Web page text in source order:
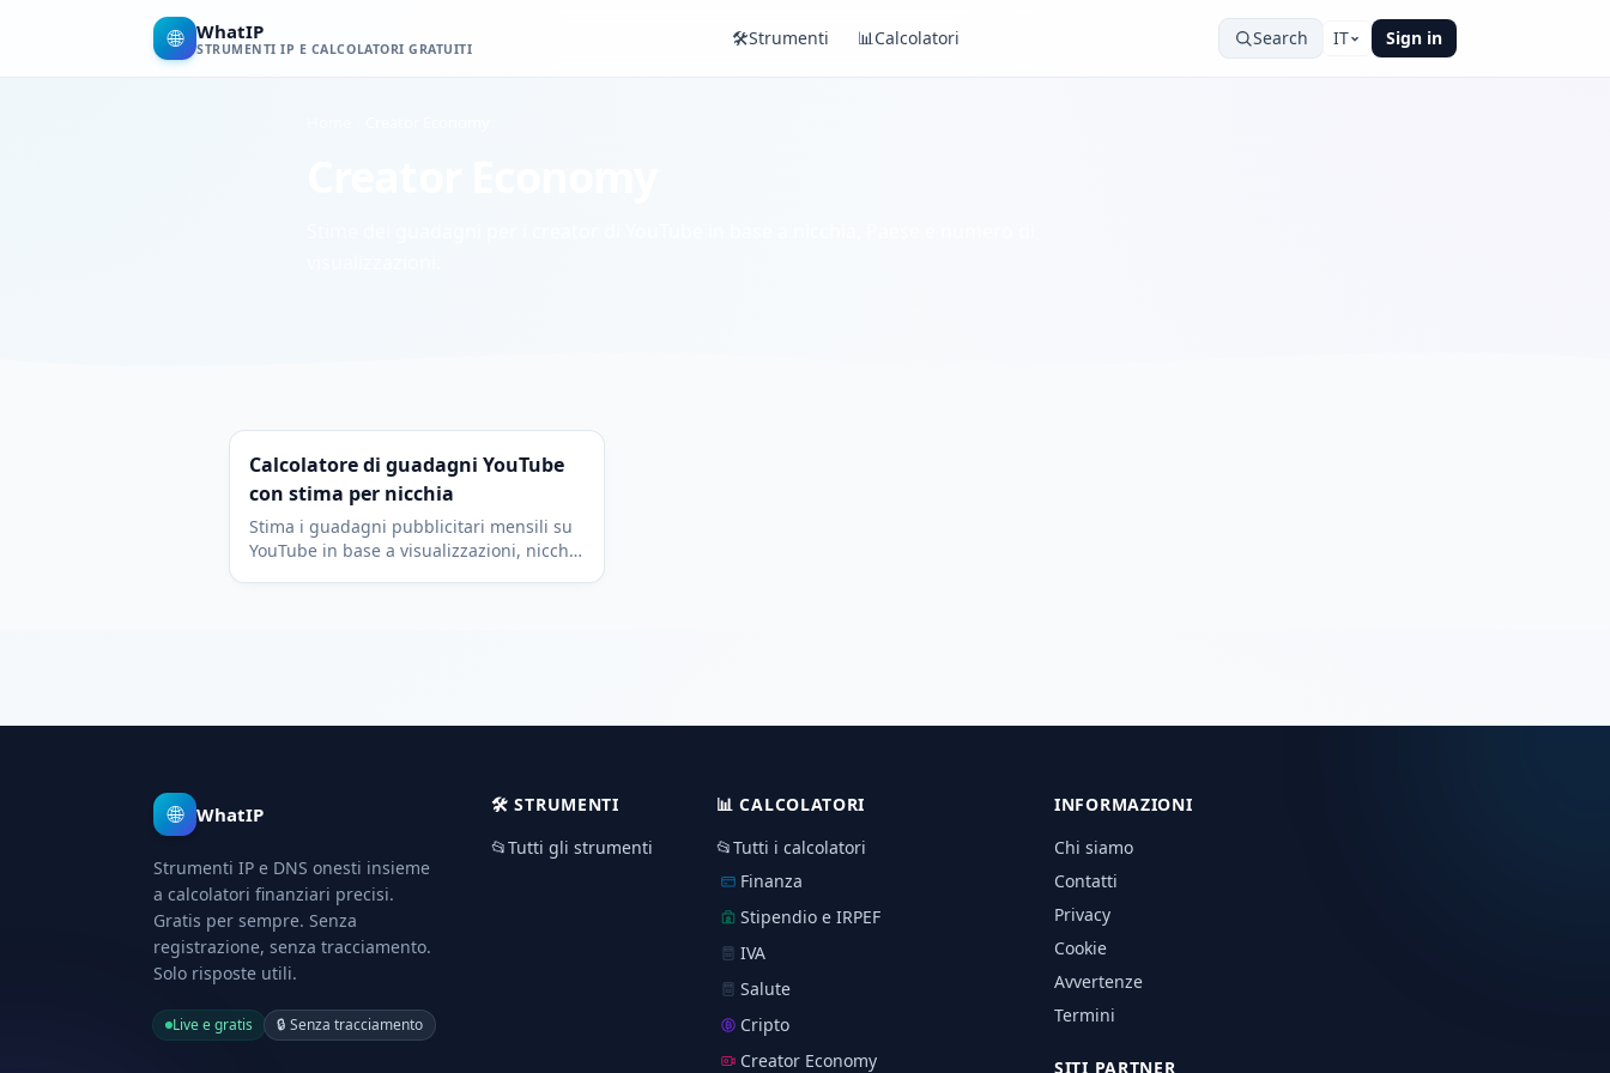
🌐 WhatIP
STRUMENTI IP E CALCOLATORI GRATUITI 🛠️Strumenti 📊Calcolatori Search IT Sign in
Calcolatore di guadagni YouTube
con stima per nicchia
Stima i guadagni pubblicitari mensili su
YouTube in base a visualizzazioni, nicchia
🌐 WhatIP
Strumenti IP e DNS onesti insieme
a calcolatori finanziari precisi.
Gratis per sempre. Senza
registrazione, senza tracciamento.
Solo risposte utili.
Live e gratis 🔒 Senza tracciamento
🛠️STRUMENTI
📂Tutti gli strumenti
📊CALCOLATORI
📂Tutti i calcolatori
Finanza
Stipendio e IRPEF
IVA
Salute
Cripto
Creator Economy
INFORMAZIONI
Chi siamo
Contatti
Privacy
Cookie
Avvertenze
Termini
SITI PARTNER